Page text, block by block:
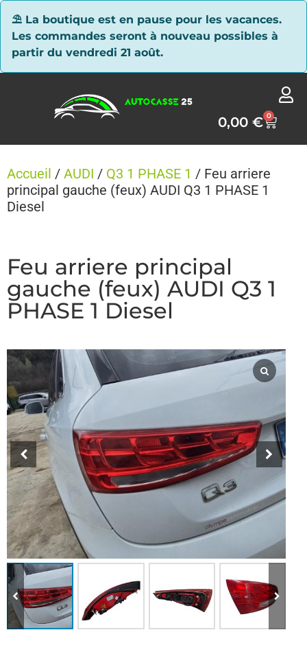
⛱ La boutique est en pause pour les vacances.
Les commandes seront à nouveau possibles à
partir du vendredi 21 août.
0,00€ 0
Accueil / AUDI / Q3 1 PHASE 1 / Feu arriere
principal gauche (feux) AUDI Q3 1 PHASE 1
Diesel
Feu arriere principal
gauche (feux) AUDI Q3 1
PHASE 1 Diesel
Panneau de gestion des cookies